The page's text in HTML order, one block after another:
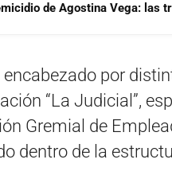
de Agostina Vega: las
encabezado por
“La Judicial”,
Gremial de
dentro de la